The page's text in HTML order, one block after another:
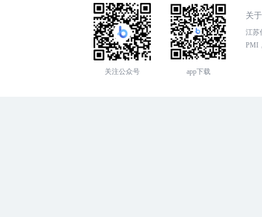
关注公众号 app下载
关
江苏
PMI